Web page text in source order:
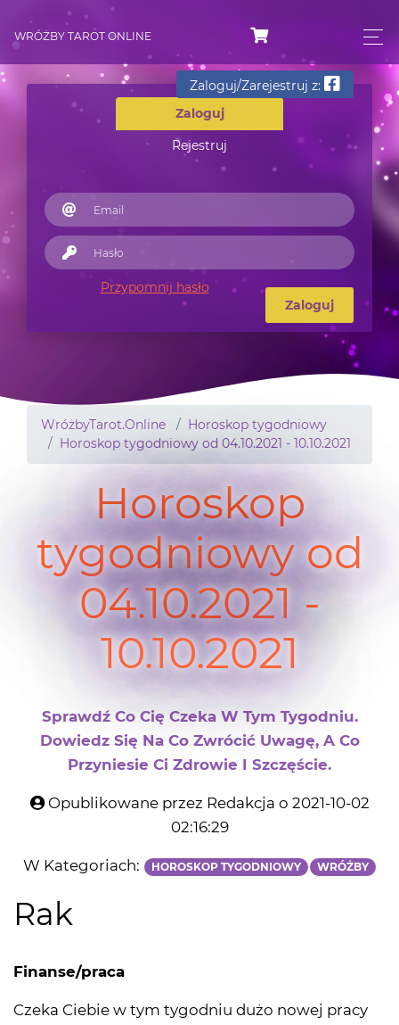
WRÓŻBY TAROT ONLINE
Zaloguj
Rejestruj
Zaloguj/Zarejestruj z:
Przypomnij hasło
Zaloguj
WróżbyTarot.Online
Horoskop tygodniowy
Horoskop tygodniowy od 04.10.2021 - 10.10.2021
Horoskop
tygodniowy od
04.10.2021 -
10.10.2021
Sprawdź Co Cię Czeka W Tym Tygodniu.
Dowiedz Się Na Co Zwrócić Uwagę, A Co
Przyniesie Ci Zdrowie I Szczęście.
Opublikowane przez Redakcja o 2021-10-02
02:16:29
W Kategoriach: HOROSKOP TYGODNIOWY WRÓŻBY
Rak
Finanse/praca
Czeka Ciebie w tym tygodniu dużo nowej pracy